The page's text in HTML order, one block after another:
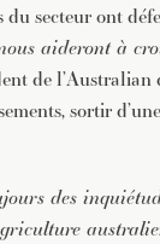
secteur ont
aideront à
de
sortir
des